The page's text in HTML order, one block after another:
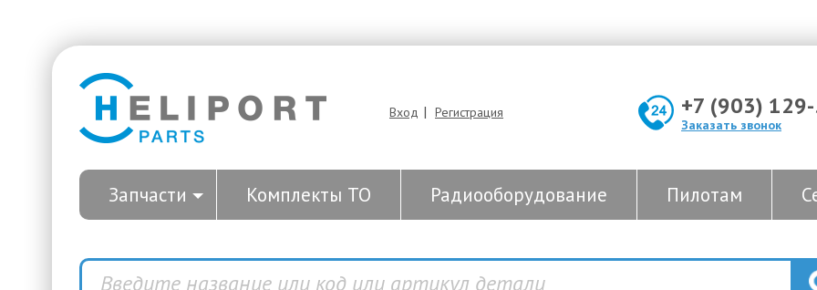
Вход | Регистрация +7 (903)
Заказать звонок
Запчасти Комплекты ТО Радиооборудование Пилотам